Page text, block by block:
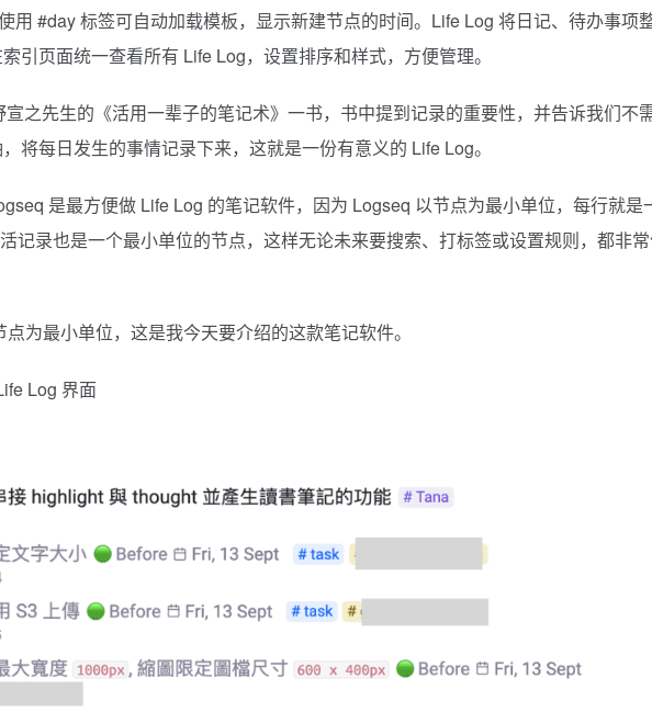
用 #day 标签可自动加载模板，显示新建节点的时间。Life Log 将日记、待办事项
引页面统一查看所有 Life Log，设置排序和样式，方便管理。
宣之先生的《活用一辈子的笔记术》一书，书中提到记录的重要性，并告诉我们不
将每日发生的事情记录下来，这就是一份有意义的 Life Log。
是最方便做 Life Log 的笔记软件，因为 Logseq 以节点为最小单位，每行就是
记录也是一个最小单位的节点，这样无论未来要搜索、打标签或设置规则，都非
为最小单位，这是我今天要介绍的这款笔记软件。
Log 界面